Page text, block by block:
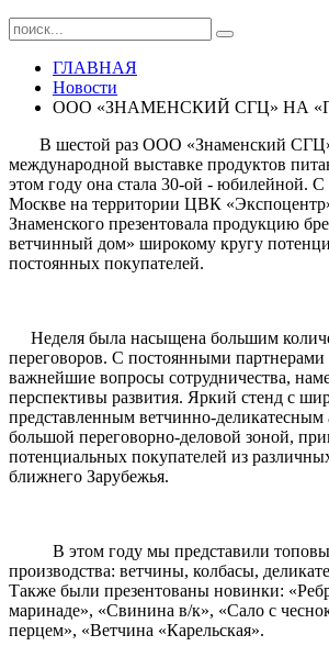
ГЛАВНАЯ
Новости
ООО «ЗНАМЕНСКИЙ СГЦ» НА
В шестой раз ООО «Знаменский СГЦ»
международной выставке продуктов
этом году она стала 30-ой - юбилейной. С
Москве на территории ЦВК
Знаменского презентовала продукцию
ветчинный дом» широкому кругу
постоянных покупателей.
Неделя была насыщена большим
переговоров. С постоянными партнерами
важнейшие вопросы сотрудничества,
перспективы развития. Яркий стенд с
представленным ветчинно-деликатесным
большой переговорно-деловой зоной,
потенциальных покупателей из
ближнего Зарубежья.
В этом году мы представили
производства: ветчины, колбасы,
Также были презентованы новинки:
маринаде», «Свинина в/к», «Сало с
перцем», «Ветчина «Карельская».